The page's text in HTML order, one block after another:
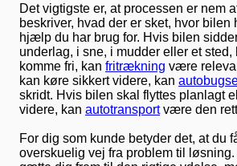
Det vigtigste er, at processen er nem
beskriver, hvad der er sket, hvor bilen
hjælp du har brug for. Hvis bilen
underlag, i sne, i mudder eller et sted,
komme fri, kan fritrækning være
kan køre sikkert videre, kan
skridt. Hvis bilen skal flyttes planlagt
videre, kan autotransportvære den
For dig som kunde betyder det, at du
overskuelig vej fra problem til